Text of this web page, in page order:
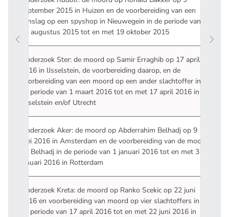
september 2015 in Huizen en de voorbereiding van een
aanslag op een spyshop in Nieuwegein in de periode van
15 augustus 2015 tot en met 19 oktober 2015
Onderzoek Ster: de moord op Samir Erraghib op 17 april
2016 in IJsselstein, de voorbereiding daarop, en de
voorbereiding van een moord op een ander slachtoffer in
de periode van 1 maart 2016 tot en met 17 april 2016 in
IJsselstein en/of Utrecht
Onderzoek Aker: de moord op Abderrahim Belhadj op 9
mei 2016 in Amsterdam en de voorbereiding van de moord
op Belhadj in de periode van 1 januari 2016 tot en met 31
januari 2016 in Rotterdam
Onderzoek Kreta: de moord op Ranko Scekic op 22 juni
2016 en voorbereiding van moord op vier slachtoffers in
de periode van 17 april 2016 tot en met 22 juni 2016 in